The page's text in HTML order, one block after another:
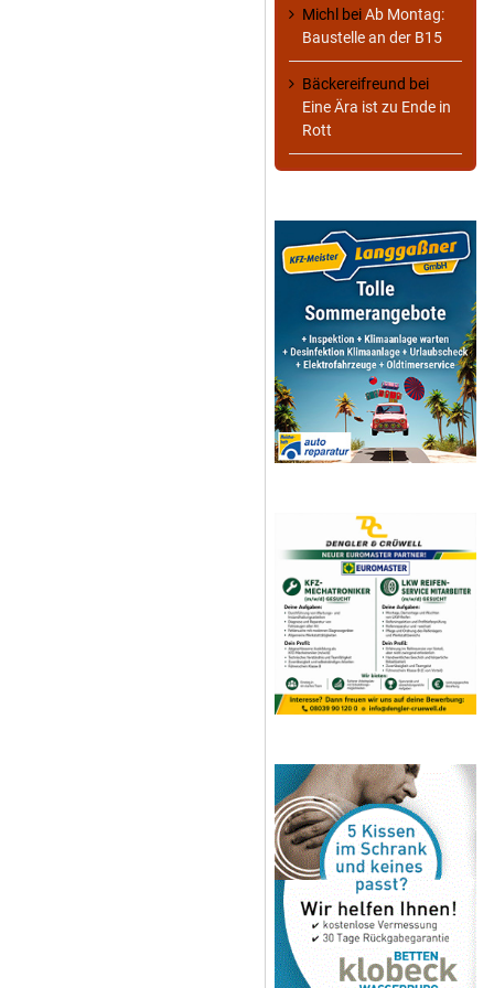
Michl beiAb Montag:
Baustelle an der B15
Bäckereifreund bei
Eine Ära ist zu Ende in
Rott